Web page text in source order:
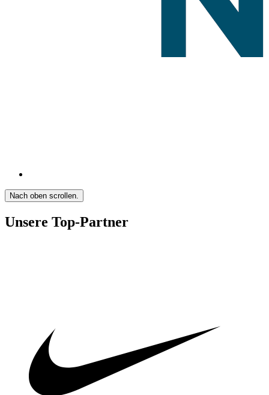
Nach oben scrollen.
Unsere Top-Partner